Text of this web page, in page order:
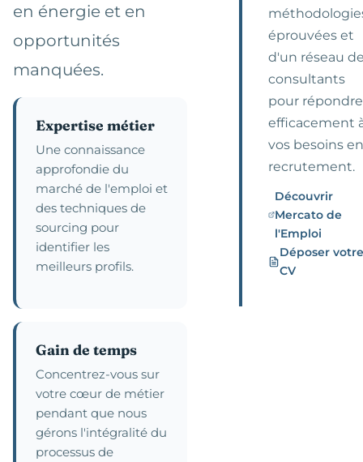
en énergie et en
opportunités
manquées.
Expertise métier
Une connaissance
approfondie du
marché de l'emploi et
des techniques de
sourcing pour
identifier les
meilleurs profils.
Gain de temps
Concentrez-vous sur
votre cœur de métier
pendant que nous
gérons l'intégralité du
processus de
éprouvées et
d'un réseau
consultants
pour répondre
efficacement
vos besoins en
recrutement.
Découvrir
Mercato de
l'Emploi
Déposer votre
CV